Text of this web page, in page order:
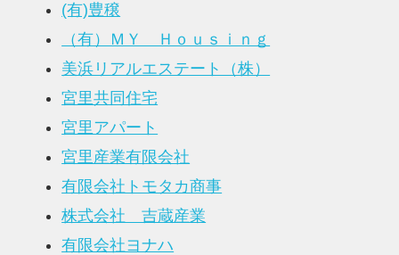
(有)豊穣
（有）ＭＹ Ｈｏｕｓｉｎｇ
美浜リアルエステート（株）
宮里共同住宅
宮里アパート
宮里産業有限会社
有限会社トモタカ商事
株式会社 吉蔵産業
有限会社ヨナハ